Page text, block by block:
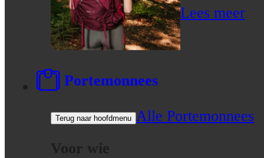
Lees meer
Portemonnees
Terug naar hoofdmenu Alle Portemonnees
Voor wie